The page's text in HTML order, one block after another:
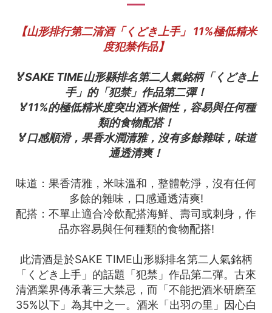
【山形排行第二清酒「くどき上手」 11%極低精米
度犯禁作品】
🏅SAKE TIME山形縣排名第二人氣銘柄「くどき上
手」的「犯禁」作品第二彈！
🏅11%的極低精米度突出酒米個性，容易與任何種
類的食物配搭！
🏅口感順滑，果香水潤清雅，沒有多餘雜味，味道
通透清爽！
味道：果香清雅，米味溫和，整體乾淨，沒有任何
多餘的雜味，口感通透清爽!
配搭：不單止適合冷飲配搭海鮮、壽司或刺身，作
品亦容易與任何種類的食物配搭!
此清酒是於SAKE TIME山形縣排名第二人氣銘柄
「くどき上手」的話題「犯禁」作品第二彈。古來
清酒業界傳承著三大禁忌，而「不能把酒米研磨至
35%以下」為其中之一。酒米「出羽の里」因心白